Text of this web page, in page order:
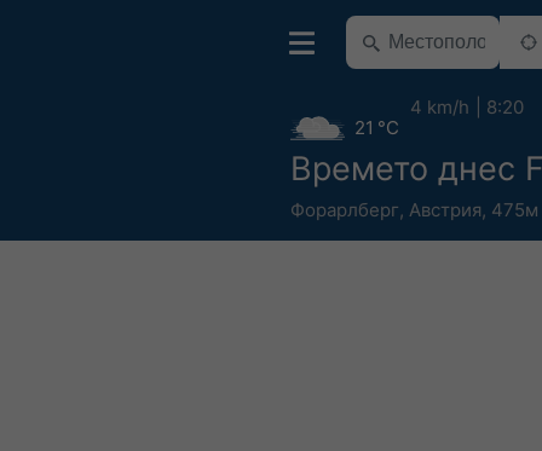
Времето днес
Форарлберг, Австрия, 475м
21 °C
4 km/h 8:20